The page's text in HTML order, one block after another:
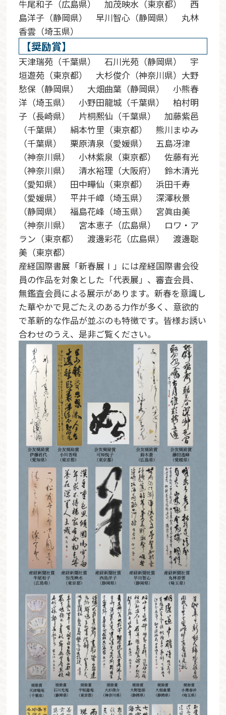
牛尾和子（広島県） 加茂映水（東京都） 西
島洋子（静岡県） 早川智心（静岡県） 丸林
香雲（埼玉県）
【奨励賞】
天津瑞苑（千葉県） 石川光苑（静岡県） 宇
垣遊苑（東京都） 大杉俊介（神奈川県）大野
愁保（静岡県） 大畑曲葉（静岡県） 小熊春
洋（埼玉県） 小野田龍城（千葉県） 柏村明
子（長崎県） 片桐熈仙（千葉県） 加藤紫邑
（千葉県） 絹本竹里（東京都） 熊川まゆみ
（千葉県） 栗原清泉（愛媛県） 五島冴津
（神奈川県） 小林紫泉（東京都） 佐藤有光
（神奈川県） 清水裕理（大阪府） 鈴木清光
（愛知県） 田中曄仙（東京都） 浜田千寿
（愛媛県） 平井千嶂（埼玉県） 深澤秋景
（静岡県） 福島花峰（埼玉県） 宮眞由美
（神奈川県） 宮本恵子（広島県） ロワ・ア
ラン（東京都） 渡邊彩花（広島県） 渡邊聡
美（東京都）
産経国際書展「新春展Ⅰ」には産経国際書会役
員の作品を対象とした「代表展」、審査会員、
無鑑査会員による展示があります。新春を意識し
た華やかで見ごたえのある力作が多く、意欲的
で革新的な作品が並ぶのも特徴です。皆様お誘い
合わせのうえ、是非ご覧ください。